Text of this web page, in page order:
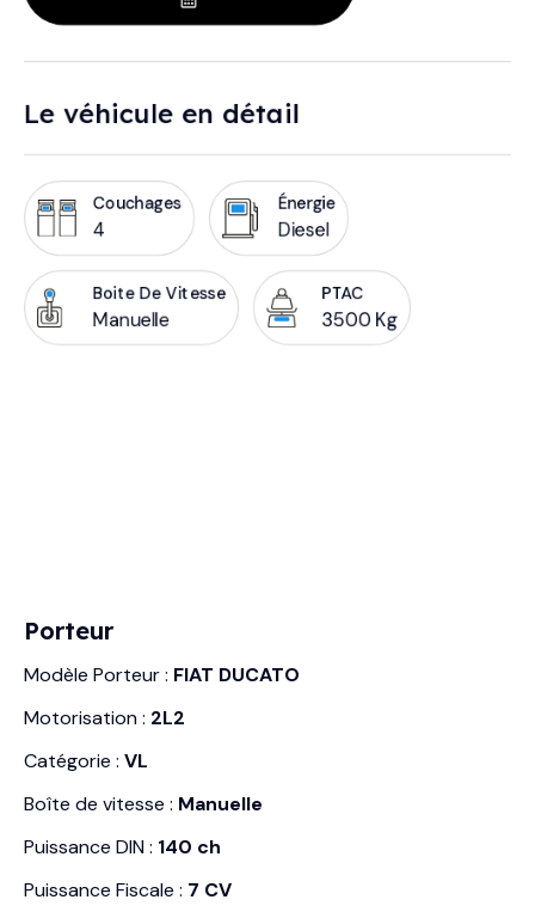
Le véhicule en détail
Couchages
4
Énergie
Diesel
Boite De Vitesse
Manuelle
PTAC
3500 Kg
Porteur
Modèle Porteur : FIAT DUCATO
Motorisation : 2L2
Catégorie : VL
Boîte de vitesse : Manuelle
Puissance DIN : 140 ch
Puissance Fiscale : 7 CV